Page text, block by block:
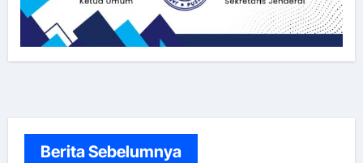
Berita Sebelumnya